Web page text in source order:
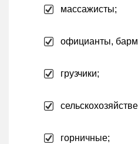
массажисты;
официанты,
грузчики;
горничные;